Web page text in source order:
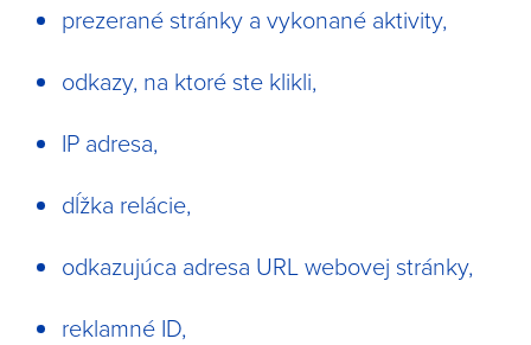
prezerané stránky a vykonané aktivity,
odkazy, na ktoré ste klikli,
IP adresa,
dĺžka relácie,
odkazujúca adresa URL webovej stránky,
reklamné ID,